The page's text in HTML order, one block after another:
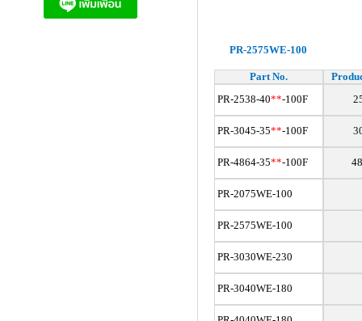
PR-2575WE-100
Part No.
PR-2538-40**-100F
PR-3045-35**-100F
PR-4864-35**-100F
PR-2075WE-100
PR-2575WE-100
PR-3030WE-230
PR-3040WE-180